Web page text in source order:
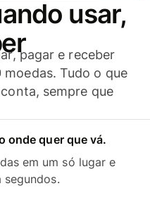
usar,
pagar e receber
Tudo o que
sempre que
onde quer que vá.
em um só lugar e